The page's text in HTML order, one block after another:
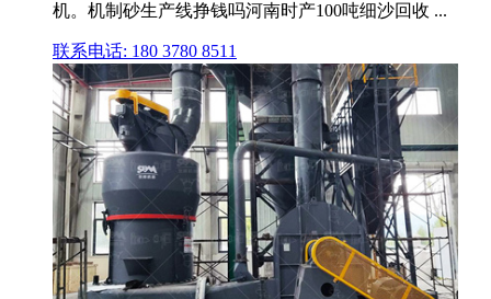
机。机制砂生产线挣钱吗河南时产100吨细沙回收 ...
联系电话: 180 3780 8511